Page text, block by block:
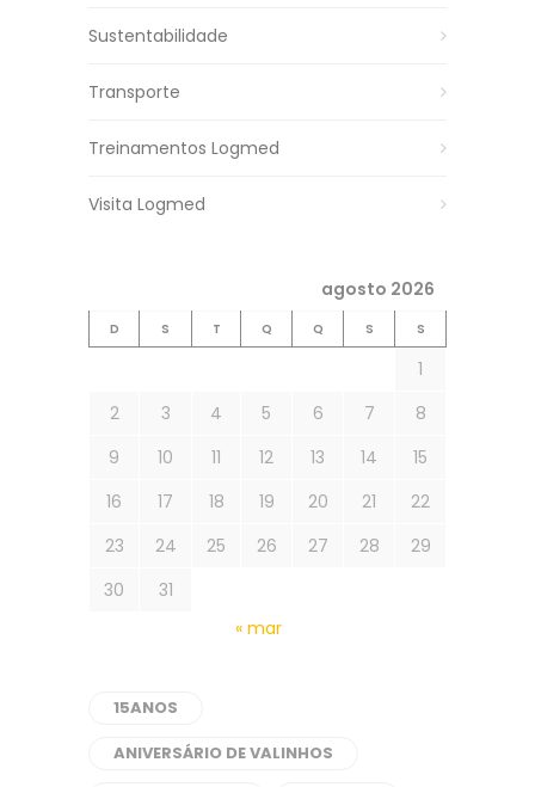
Sustentabilidade
Transporte
Treinamentos Logmed
Visita Logmed
agosto 2026
D S T Q Q S S
1
2
3 4 5 6 7
8
9
10 11 12 13 14
15
16
17 18 19 20 21
22
23
24 25 26 27 28
29
30
31
« mar
15ANOS
ANIVERSÁRIO DE VALINHOS